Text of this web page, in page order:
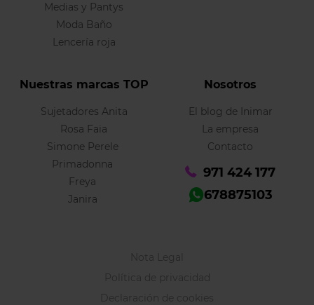
Medias y Pantys
Moda Baño
Lencería roja
Nuestras marcas TOP
Sujetadores Anita
Rosa Faia
Simone Perele
Primadonna
Freya
Janira
Nosotros
El blog de Inimar
La empresa
Contacto
971 424 177
678875103
Nota Legal
Política de privacidad
Declaración de cookies